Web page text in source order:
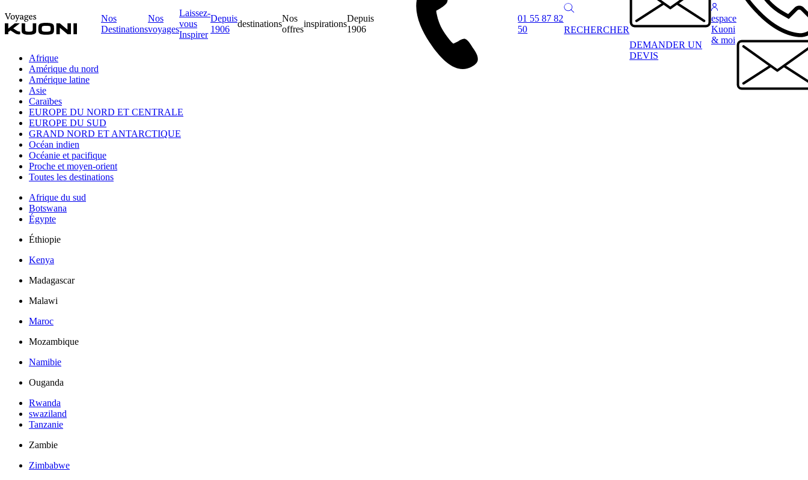
Nos
Destinations
Nos
voyages
Laissez-
vous
Inspirer
Depuis
1906
destinations
Nos
offres
inspirations
Depuis
1906
01 55 87 82
50
RECHERCHER
DEMANDER UN
DEVIS
espace
Kuoni
& moi
Afrique
Amérique du nord
Amérique latine
Asie
Caraïbes
EUROPE DU NORD ET CENTRALE
EUROPE DU SUD
GRAND NORD ET ANTARCTIQUE
Océan indien
Océanie et pacifique
Proche et moyen-orient
Toutes les destinations
Afrique du sud
Botswana
Égypte
Éthiopie
Kenya
Madagascar
Malawi
Maroc
Mozambique
Namibie
Ouganda
Rwanda
swaziland
Tanzanie
Zambie
Zimbabwe